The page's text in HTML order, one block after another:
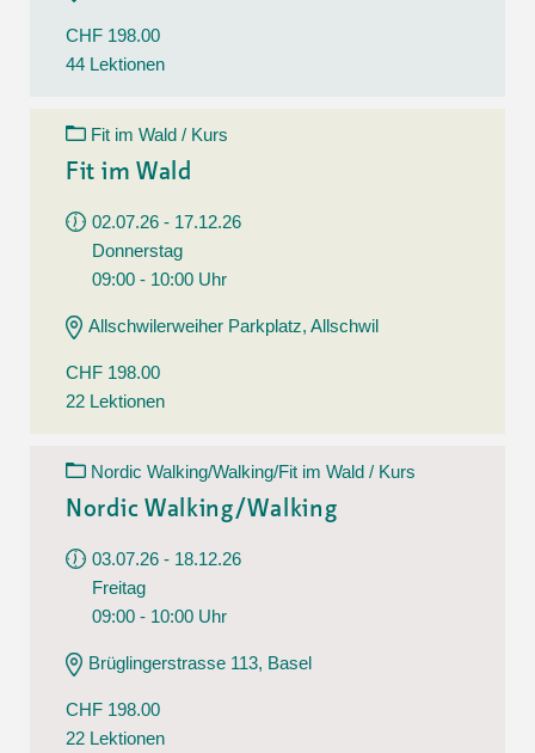
CHF 198.00
44 Lektionen
Fit im Wald / Kurs
Fit im Wald
02.07.26 - 17.12.26
Donnerstag
09:00 - 10:00 Uhr
Allschwilerweiher Parkplatz, Allschwil
CHF 198.00
22 Lektionen
Nordic Walking/Walking/Fit im Wald / Kurs
Nordic Walking/Walking
03.07.26 - 18.12.26
Freitag
09:00 - 10:00 Uhr
Brüglingerstrasse 113, Basel
CHF 198.00
22 Lektionen